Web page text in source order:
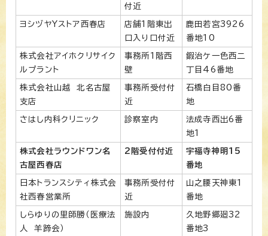
付近
ヨシヅヤYストア西春店
店舗1階東出
口入り口付近
鹿田若宮3926
番地10
株式会社アイホクリサイク
ルプラント
事務所1階西
壁
鍜治ケ一色西二
丁目46番地
株式会社山越 北名古屋
支店
事務所受付付
近
石橋白目80番
地
さはし内科クリニック 診察室内
法成寺西出6番
地1
株式会社ラウンドワン名
古屋西春店
2階受付付近
宇福寺神明15
番地
日本トランスシティ株式会
社西春営業所
事務所受付付
近
山之腰天神東1
番地
しらゆりの里師勝（医療法
人 羊蹄会）
施設内
久地野郷廻32
番地3